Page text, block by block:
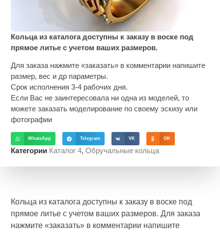
Кольца из каталога доступны к заказу в воске под
прямое литье с учетом ваших размеров.
Для заказа нажмите «заказать» в комментарии напишите
размер, вес и др параметры.
Срок исполнения 3-4 рабочих дня.
Если Вас не заинтересовала ни одна из моделей, то
можете заказать моделирование по своему эскизу или
фотографии
WhatsApp Telegram VK OK
Категории Каталог 4,Обручальные кольца
Кольца из каталога доступны к заказу в воске под
прямое литье с учетом ваших размеров. Для заказа
нажмите «заказать» в комментарии напишите